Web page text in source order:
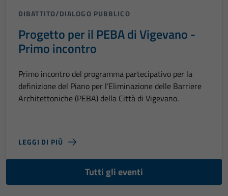
DIBATTITO/DIALOGO PUBBLICO
Progetto per il PEBA di Vigevano -
Primo incontro
Primo incontro del programma partecipativo per la
definizione del Piano per l’Eliminazione delle Barriere
Architettoniche (PEBA) della Città di Vigevano.
LEGGI DI PIÙ
Tutti gli eventi